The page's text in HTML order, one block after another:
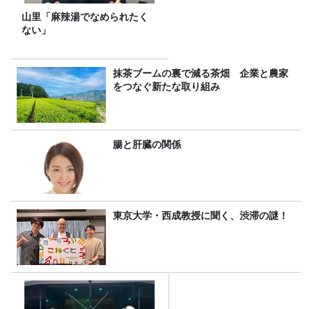
山里「麻辣湯でなめられたく
ない」
抹茶ブームの裏で減る茶畑 企業と農家
をつなぐ新たな取り組み
腸と肝臓の関係
東京大学・西成教授に聞く、渋滞の謎！